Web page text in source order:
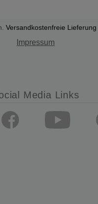
Versandkostenfreie Lieferung
Impressum
Media Links